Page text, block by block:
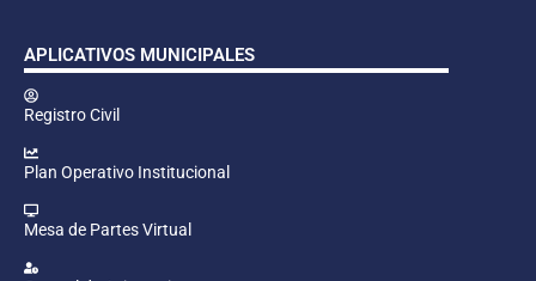
APLICATIVOS MUNICIPALES
Registro Civil
Plan Operativo Institucional
Mesa de Partes Virtual